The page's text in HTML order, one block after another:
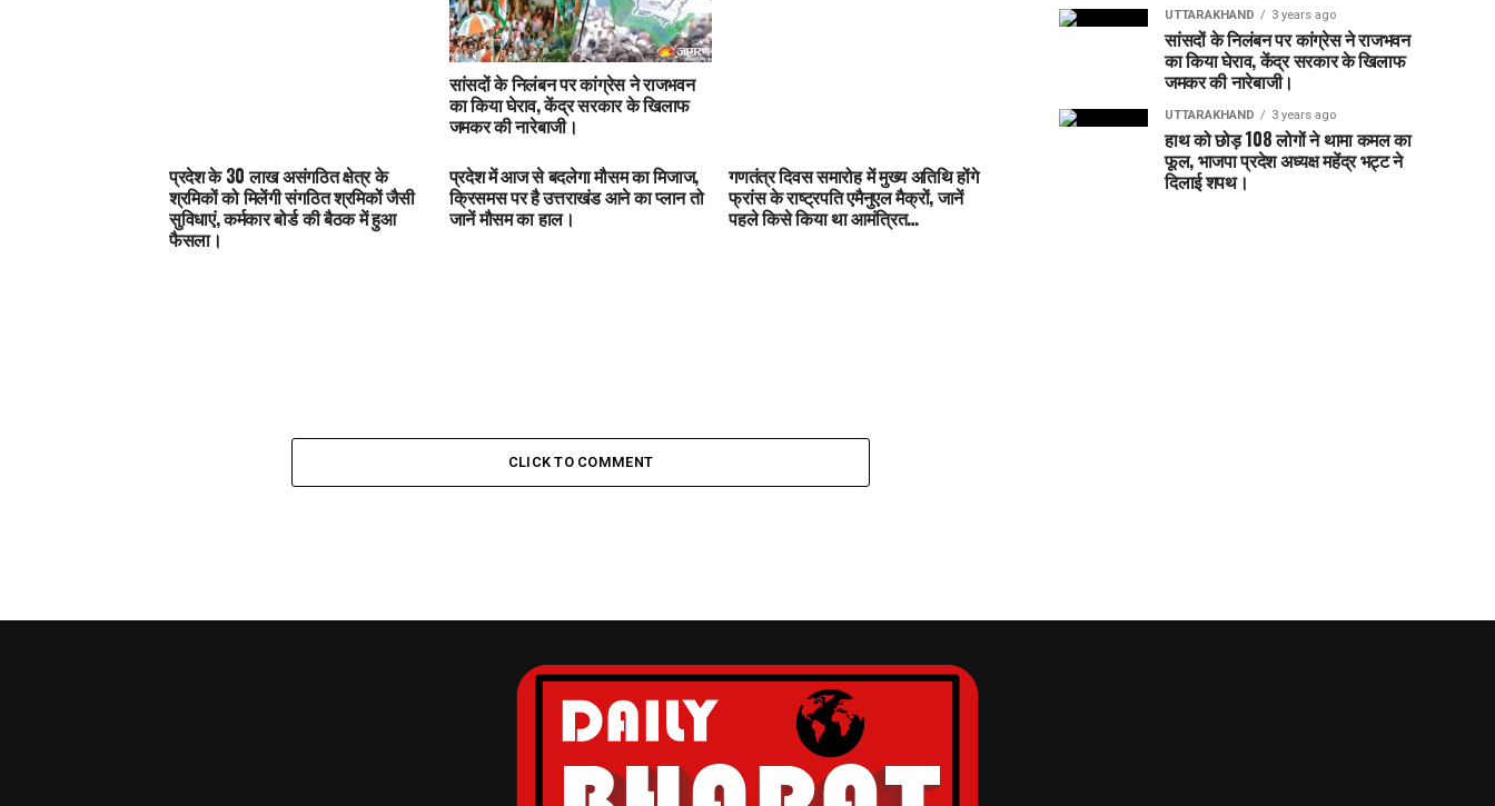
सांसदों के निलंबन पर कांग्रेस ने राजभवन
का किया घेराव, केंद्र सरकार के खिलाफ
जमकर की नारेबाजी।
प्रदेश के 30 लाख असंगठित क्षेत्र के
श्रमिकों को मिलेंगी संगठित श्रमिकों जैसी
सुविधाएं, कर्मकार बोर्ड की बैठक में हुआ
फैसला।
प्रदेश में आज से बदलेगा मौसम का मिजाज,
क्रिसमस पर है उत्तराखंड आने का प्लान तो
जानें मौसम का हाल।
गणतंत्र दिवस समारोह में मुख्य अतिथि होंगे
फ्रांस के राष्ट्रपति एमैनुएल मैक्रों, जानें
पहले किसे किया था आमंत्रित…
CLICK TO COMMENT
UTTARAKHAND 3 years ago
सांसदों के निलंबन पर कांग्रेस ने राजभवन
का किया घेराव, केंद्र सरकार के खिलाफ
जमकर की नारेबाजी।
UTTARAKHAND 3 years ago
हाथ को छोड़ 108 लोगों ने थामा कमल का
फूल, भाजपा प्रदेश अध्यक्ष महेंद्र भट्ट ने
दिलाई शपथ।